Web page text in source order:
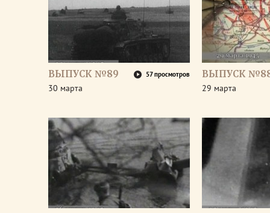
ВЫПУСК №89 57 просмотров
30 марта
ВЫПУСК
29 марта